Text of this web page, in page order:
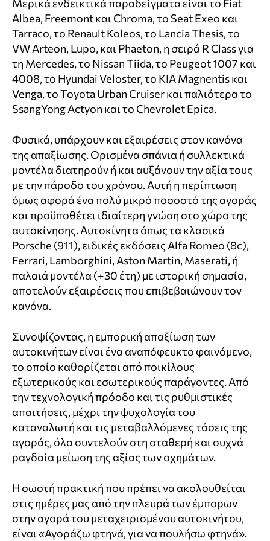
Μερικά ενδεικτικά παραδείγματα είναι το Fiat
Albea, Freemont και Chroma, το Seat Exeo και
Tarraco, το Renault Koleos, το Lancia Thesis, το
VW Arteon, Lupo, και Phaeton, η σειρά R Class για
τη Mercedes, το Nissan Tiida, το Peugeot 1007 και
4008, το Hyundai Veloster, το KIA Magnentis και
Venga, το Toyota Urban Cruiser και παλιότερα το
SsangYong Actyon και το Chevrolet Epica.
Φυσικά, υπάρχουν και εξαιρέσεις στον κανόνα
της απαξίωσης. Ορισμένα σπάνια ή συλλεκτικά
μοντέλα διατηρούν ή και αυξάνουν την αξία τους
με την πάροδο του χρόνου. Αυτή η περίπτωση
όμως αφορά ένα πολύ μικρό ποσοστό της αγοράς
και προϋποθέτει ιδιαίτερη γνώση στο χώρο της
αυτοκίνησης. Αυτοκίνητα όπως τα κλασικά
Porsche (911), ειδικές εκδόσεις Alfa Romeo (8c),
Ferrari, Lamborghini, Aston Martin, Maserati, ή
παλαιά μοντέλα (+30 έτη) με ιστορική σημασία,
αποτελούν εξαιρέσεις που επιβεβαιώνουν τον
κανόνα.
Συνοψίζοντας, η εμπορική απαξίωση των
αυτοκινήτων είναι ένα αναπόφευκτο φαινόμενο,
το οποίο καθορίζεται από ποικίλους
εξωτερικούς και εσωτερικούς παράγοντες. Από
την τεχνολογική πρόοδο και τις ρυθμιστικές
απαιτήσεις, μέχρι την ψυχολογία του
καταναλωτή και τις μεταβαλλόμενες τάσεις της
αγοράς, όλα συντελούν στη σταθερή και συχνά
ραγδαία μείωση της αξίας των οχημάτων.
Η σωστή πρακτική που πρέπει να ακολουθείται
στις ημέρες μας από την πλευρά των έμπορων
στην αγορά του μεταχειρισμένου αυτοκινήτου,
είναι «Αγοράζω φτηνά, για να πουλήσω φτηνά».